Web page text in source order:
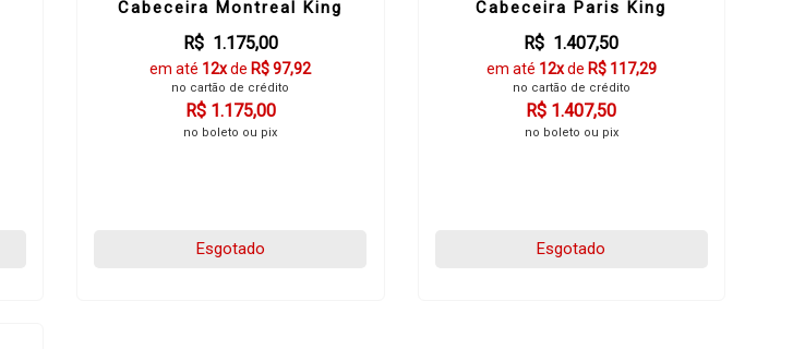
Cabeceira Montreal King
R$ 1.175,00
em até 12xde R$ 97,92
no cartão de crédito
R$ 1.175,00
no boleto ou pix
Esgotado
Cabeceira Paris King
R$ 1.407,50
em até 12xde R$ 117,29
no cartão de crédito
R$ 1.407,50
no boleto ou pix
Esgotado